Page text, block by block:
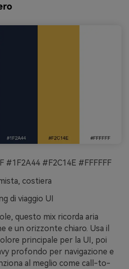
#1F2A44 #F2C14E #FFFFFF
costiera
di viaggio UI
questo mix ricorda aria
e un orizzonte chiaro. Usa il
principale per la UI, poi
profondo per navigazione e
al meglio come call-to-